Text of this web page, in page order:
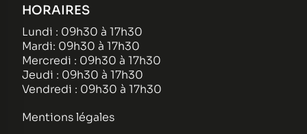
HORAIRES
Lundi : 09h30 à 17h30
Mardi: 09h30 à 17h30
Mercredi : 09h30 à 17h30
Jeudi : 09h30 à 17h30
Vendredi : 09h30 à 17h30
Mentions légales